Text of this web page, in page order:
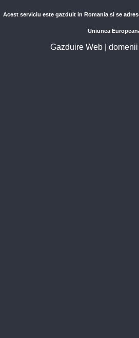
Acest serviciu este gazduit in Romania si se
Uniunea
Gazduire Web| domenii